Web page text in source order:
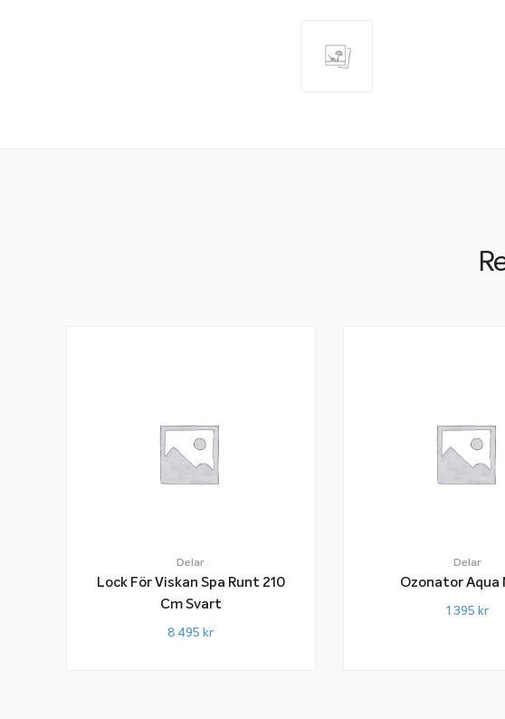
Delar
Lock För Viskan Spa Runt 210
Cm Svart
8 495 kr
Delar
Ozonator Aqua
1 395 kr